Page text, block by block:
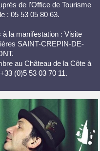
de l'Office de Tourisme
: 05 53 05 80 63.
la manifestation : Visite
SAINT-CREPIN-DE-
au Château de la Côte à
(0)5 53 03 70 11.